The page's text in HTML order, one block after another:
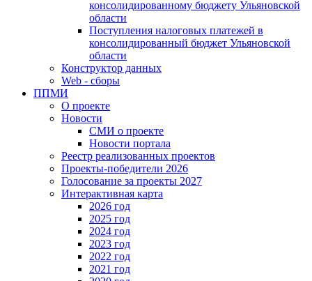
консолидированному бюджету Ульяновской
области
Поступления налоговых платежей в
консолидированный бюджет Ульяновской
области
Конструктор данных
Web - сборы
ППМИ
О проекте
Новости
СМИ о проекте
Новости портала
Реестр реализованных проектов
Проекты-победители 2026
Голосование за проекты 2027
Интерактивная карта
2026 год
2025 год
2024 год
2023 год
2022 год
2021 год